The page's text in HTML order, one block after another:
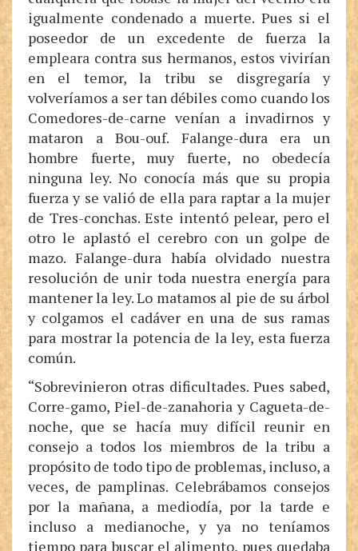
igualmente condenado a muerte. Pues si el
poseedor de un excedente de fuerza la
empleara contra sus hermanos, estos vivirían
en el temor, la tribu se disgregaría y
volveríamos a ser tan débiles como cuando los
Comedores-de-carne venían a invadirnos y
mataron a Bou-ouf. Falange-dura era un
hombre fuerte, muy fuerte, no obedecía
ninguna ley. No conocía más que su propia
fuerza y se valió de ella para raptar a la mujer
de Tres-conchas. Este intentó pelear, pero el
otro le aplastó el cerebro con un golpe de
mazo. Falange-dura había olvidado nuestra
resolución de unir toda nuestra energía para
mantener la ley. Lo matamos al pie de su árbol
y colgamos el cadáver en una de sus ramas
para mostrar la potencia de la ley, esta fuerza
común.
“Sobrevinieron otras dificultades. Pues sabed,
Corre-gamo, Piel-de-zanahoria y Cagueta-de-
noche, que se hacía muy difícil reunir en
consejo a todos los miembros de la tribu a
propósito de todo tipo de problemas, incluso, a
veces, de pamplinas. Celebrábamos consejos
por la mañana, a mediodía, por la tarde e
incluso a medianoche, y ya no teníamos
tiempo para buscar el alimento, pues quedaba